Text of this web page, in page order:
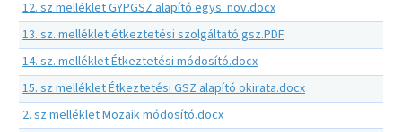
12. sz melléklet GYPGSZ alapító egys. nov.docx
13. sz. melléklet étkeztetési szolgáltató gsz.PDF
14. sz. melléklet Étkeztetési módosító.docx
15. sz melléklet Étkeztetési GSZ alapító okirata.docx
2. sz melléklet Mozaik módosító.docx